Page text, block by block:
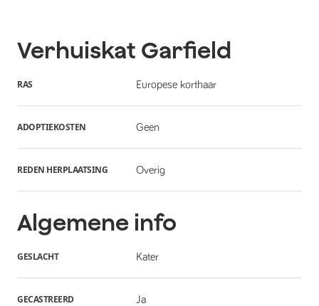
Verhuiskat Garfield
RAS Europese korthaar
ADOPTIEKOSTEN Geen
REDEN HERPLAATSING Overig
Algemene info
GESLACHT Kater
GECASTREERD Ja